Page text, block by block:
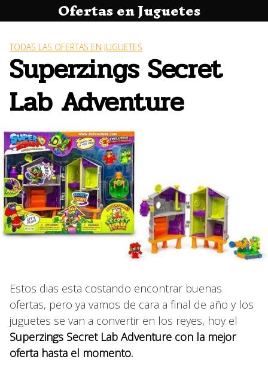
al
Ofertas en Juguetes
TODAS LAS OFERTAS EN JUGUETES
Superzings Secret
Lab Adventure
Estos dias esta costando encontrar buenas
ofertas, pero ya vamos de cara a final de año y los
juguetes se van a convertir en los reyes, hoy el
Superzings Secret Lab Adventure con la mejor
oferta hasta el momento.